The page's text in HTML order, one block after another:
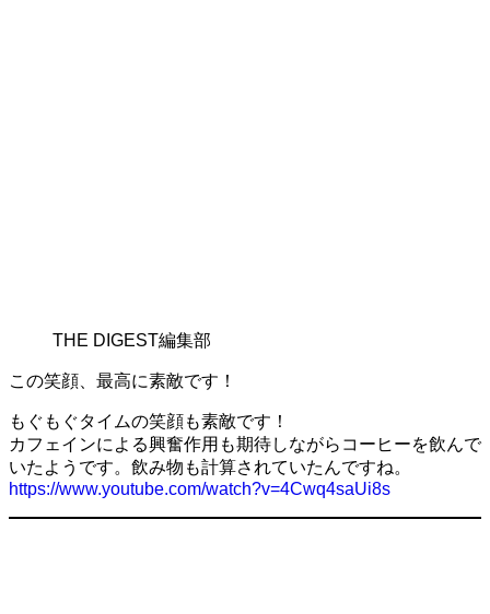
THE DIGEST編集部
この笑顔、最高に素敵です！
もぐもぐタイムの笑顔も素敵です！
カフェインによる興奮作用も期待しながらコーヒーを飲んで
いたようです。飲み物も計算されていたんですね。
https://www.youtube.com/watch?v=4Cwq4saUi8s